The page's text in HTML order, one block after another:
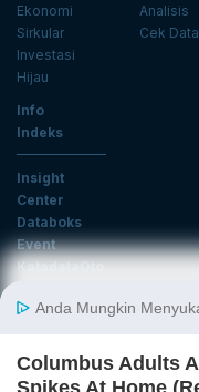
Ekonomi
Sirkular
Investasi
Hijau
Analisis
Cek Data
Info
Indeks
Insight
Center
Databoks
Event
KatadataOto
Email